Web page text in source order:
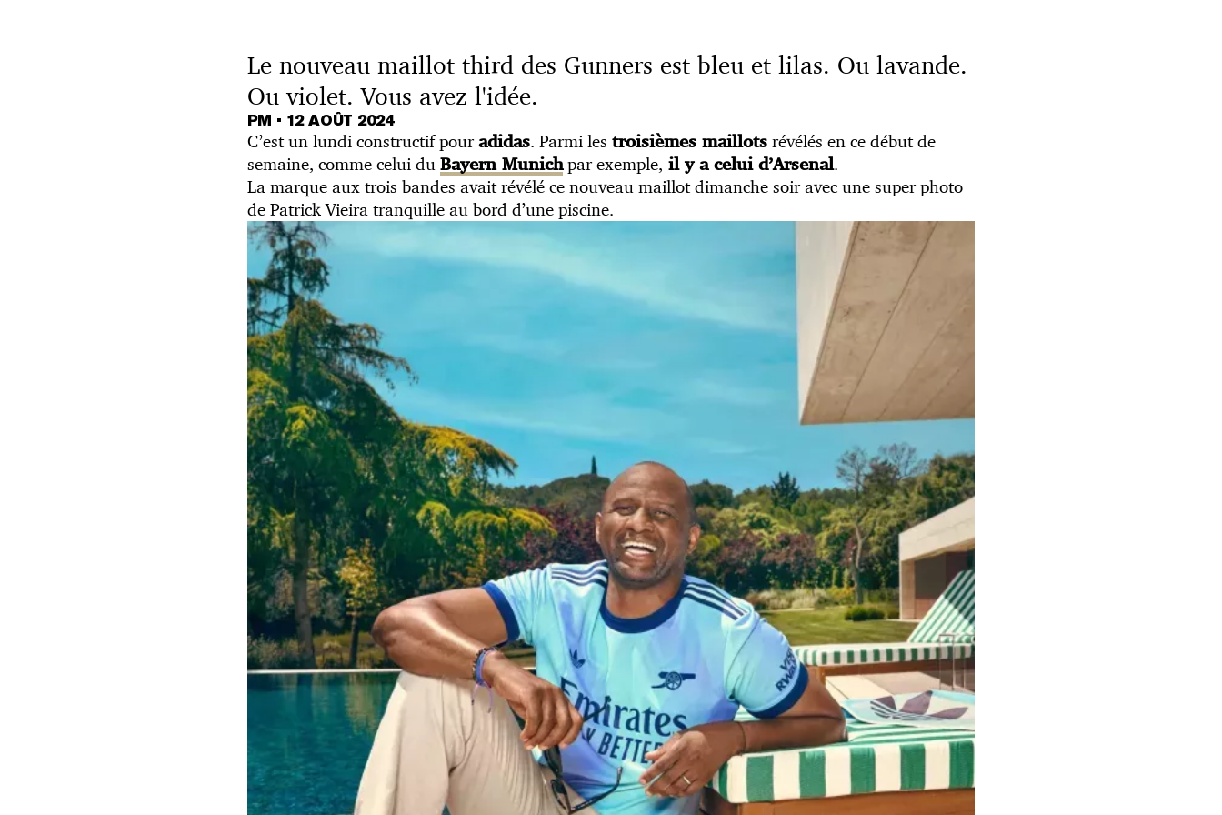
Le nouveau maillot third des Gunners est bleu et lilas. Ou lavande.
Ou violet. Vous avez l'idée.
PM • 12 AOÛT 2024
C’est un lundi constructif pouradidas. Parmi les troisièmes maillots révélés en ce début de
semaine, comme celui du Bayern Munichpar exemple, il y a celui d’Arsenal.
La marque aux trois bandes avait révélé ce nouveau maillot dimanche soir avec une super photo
de Patrick Vieira tranquille au bord d’une piscine.